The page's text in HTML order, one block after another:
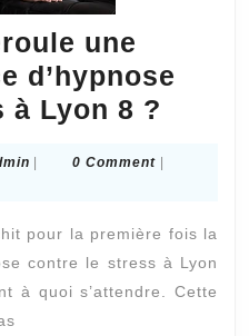
une
d’hypnose
à Lyon 8 ?
Admin
| 0 Comment |
pour la première fois la
contre le stress à Lyon
à quoi s’attendre. Cette